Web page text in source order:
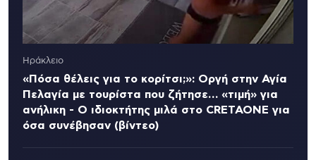
Ηράκλειο
«Πόσα θέλεις για το κορίτσι;»: Οργή στην Αγία
Πελαγία με τουρίστα που ζήτησε… «τιμή» για
ανήλικη - Ο ιδιοκτήτης μιλά στο CRETAONE για
όσα συνέβησαν (βίντεο)